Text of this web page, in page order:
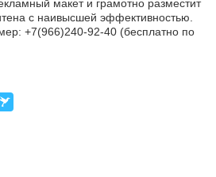
макет и грамотно разместит
с наивысшей эффективностью.
+7(966)240-92-40 (бесплатно по